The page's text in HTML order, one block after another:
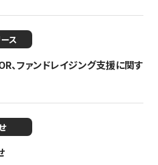
ス
、ファンドレイジング支援に関す